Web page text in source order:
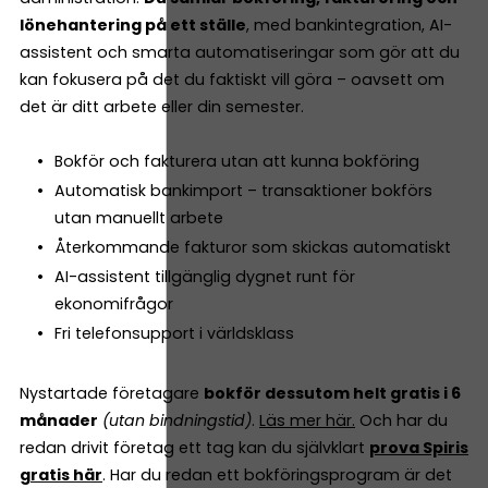
lönehantering på ett ställe, med bankintegration, AI-
assistent och smarta automatiseringar som gör att du
kan fokusera på det du faktiskt vill göra – oavsett om
det är ditt arbete eller din semester.
Bokför och fakturera utan att kunna bokföring
Automatisk bankimport – transaktioner bokförs
utan manuellt arbete
Återkommande fakturor som skickas automatiskt
AI-assistent tillgänglig dygnet runt för
ekonomifrågor
Fri telefonsupport i världsklass
Nystartade företagare bokför dessutom helt gratis i 6
månader (utan bindningstid). Läs mer här. Och har du
redan drivit företag ett tag kan du självklart prova Spiris
gratis här. Har du redan ett bokföringsprogram är det